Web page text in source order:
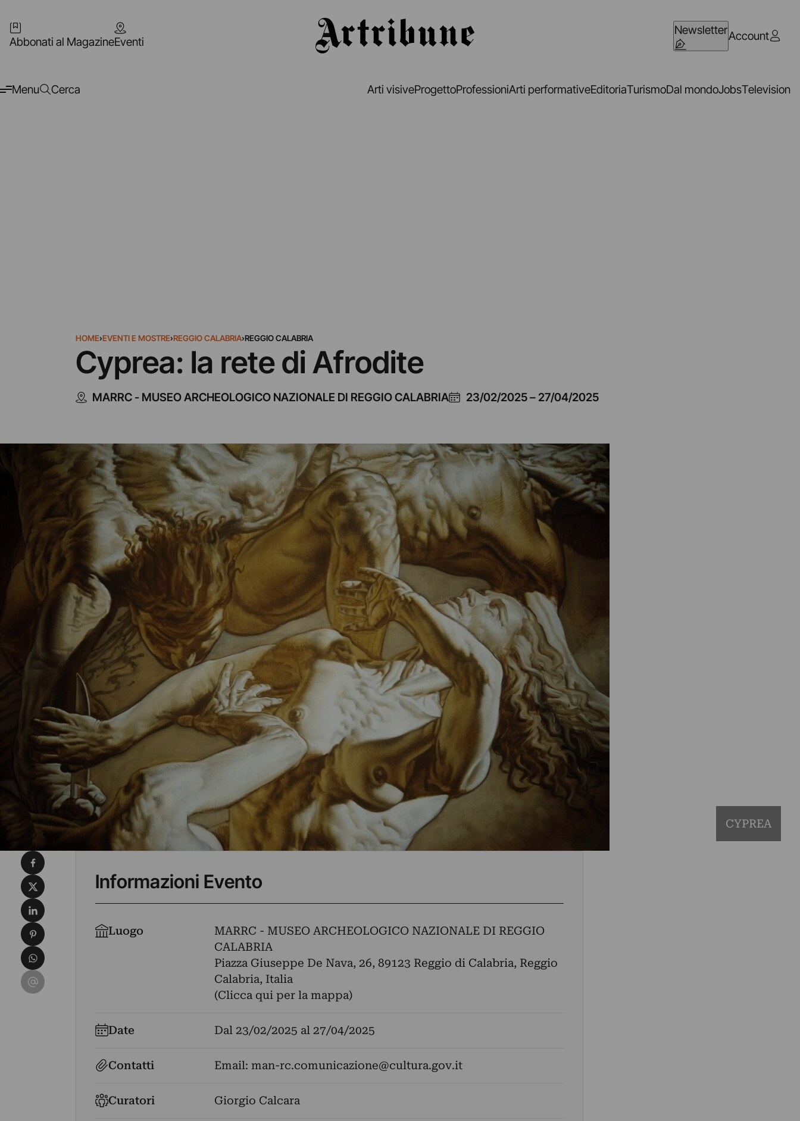
Abbonati al MagazineEventi
NewsletterAccount
Menu Cerca Arti visiveProgettoProfessioniArti performativeEditoriaTurismoDal mondoJobsTelevision
HOME›EVENTI E MOSTRE›REGGIO CALABRIA›REGGIO CALABRIA
Cyprea: la rete di Afrodite
MARRC - MUSEO ARCHEOLOGICO NAZIONALE DI REGGIO CALABRIA 23/02/2025– 27/04/2025
CYPREA
Informazioni Evento
Luogo
MARRC - MUSEO ARCHEOLOGICO NAZIONALE DI REGGIO
CALABRIA
Piazza Giuseppe De Nava, 26, 89123 Reggio di Calabria, Reggio
Calabria, Italia
(Clicca qui per la mappa)
Date Dal 23/02/2025 al 27/04/2025
Contatti Email: man-rc.comunicazione@cultura.gov.it
Curatori Giorgio Calcara
Condividi su Facebook
Condividi su X
Condividi su LinkedIn
Condividi su Pinterest
Condividi su WhatsApp
Condividi su Email